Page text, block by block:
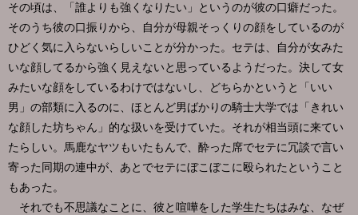
その頃は、「誰よりも強くなりたい」というのが彼の口癖だった。
そのうち彼の口振りから、自分が母親そっくりの顔をしているのが
ひどく気に入らないらしいことが分かった。セテは、自分が女みた
いな顔してるから強く見えないと思っているようだった。決して女
みたいな顔をしているわけではないし、どちらかというと「いい
男」の部類に入るのに、ほとんど男ばかりの騎士大学では「きれい
な顔した坊ちゃん」的な扱いを受けていた。それが相当頭に来てい
たらしい。馬鹿なヤツもいたもんで、酔った席でセテに冗談で言い
寄った同期の連中が、あとでセテにぼこぼこに殴られたということ
もあった。
それでも不思議なことに、彼と喧嘩をした学生たちはみな、なぜ